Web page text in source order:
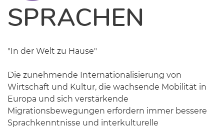
SPRACHEN
"In der Welt zu Hause"
Die zunehmende Internationalisierung von
Wirtschaft und Kultur, die wachsende Mobilität in
Europa und sich verstärkende
Migrationsbewegungen erfordern immer bessere
Sprachkenntnisse und interkulturelle